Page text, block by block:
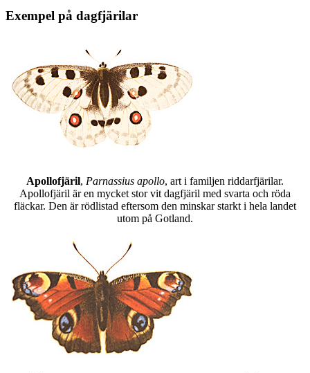
Exempel på dagfjärilar
Apollofjäril, Parnassius apollo, art i familjen riddarfjärilar.
Apollofjäril är en mycket stor vit dagfjäril med svarta och röda
fläckar. Den är rödlistad eftersom den minskar starkt i hela landet
utom på Gotland.